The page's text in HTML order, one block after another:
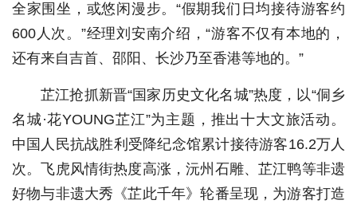
全家围坐，或悠闲漫步。“假期我们日均接待游客约
600人次。”经理刘安南介绍，“游客不仅有本地的，
还有来自吉首、邵阳、长沙乃至香港等地的。”
芷江抢抓新晋“国家历史文化名城”热度，以“侗乡
名城·花YOUNG芷江”为主题，推出十大文旅活动。
中国人民抗战胜利受降纪念馆累计接待游客16.2万人
次。飞虎风情街热度高涨，沅州石雕、芷江鸭等非遗
好物与非遗大秀《芷此千年》轮番呈现，为游客打造